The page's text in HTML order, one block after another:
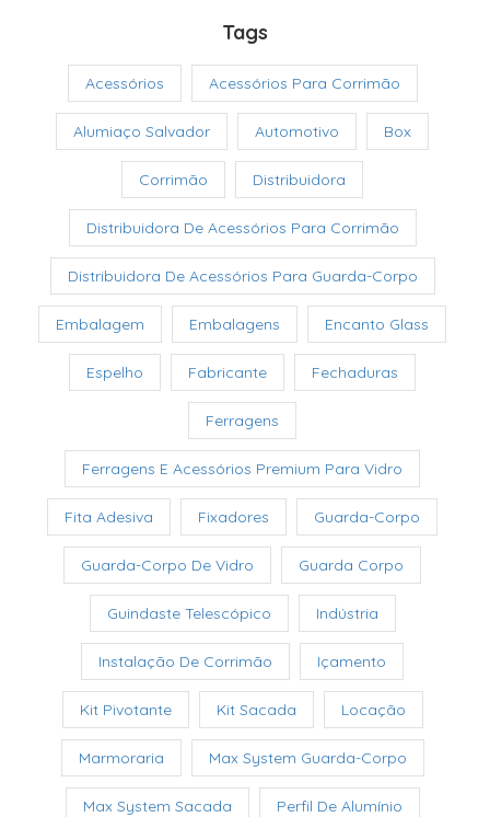
Tags
Acessórios Acessórios Para Corrimão
Alumiaço Salvador Automotivo Box
Corrimão Distribuidora
Distribuidora De Acessórios Para Corrimão
Distribuidora De Acessórios Para Guarda-Corpo
Embalagem Embalagens Encanto Glass
Espelho Fabricante Fechaduras
Ferragens
Ferragens E Acessórios Premium Para Vidro
Fita Adesiva Fixadores Guarda-Corpo
Guarda-Corpo De Vidro Guarda Corpo
Guindaste Telescópico Indústria
Instalação De Corrimão Içamento
Kit Pivotante Kit Sacada Locação
Marmoraria Max System Guarda-Corpo
Max System Sacada Perfil De Alumínio